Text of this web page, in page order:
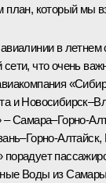
который мы
в
что очень
и
– Самара–Горно-
Воды из